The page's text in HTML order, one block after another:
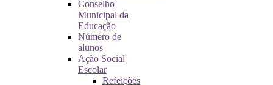
Conselho
Municipal da
Educação
Número de
alunos
Ação Social
Escolar
Refeições